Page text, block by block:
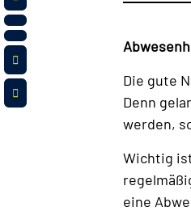
Die gute
Denn
werden,
Wichtig
eine